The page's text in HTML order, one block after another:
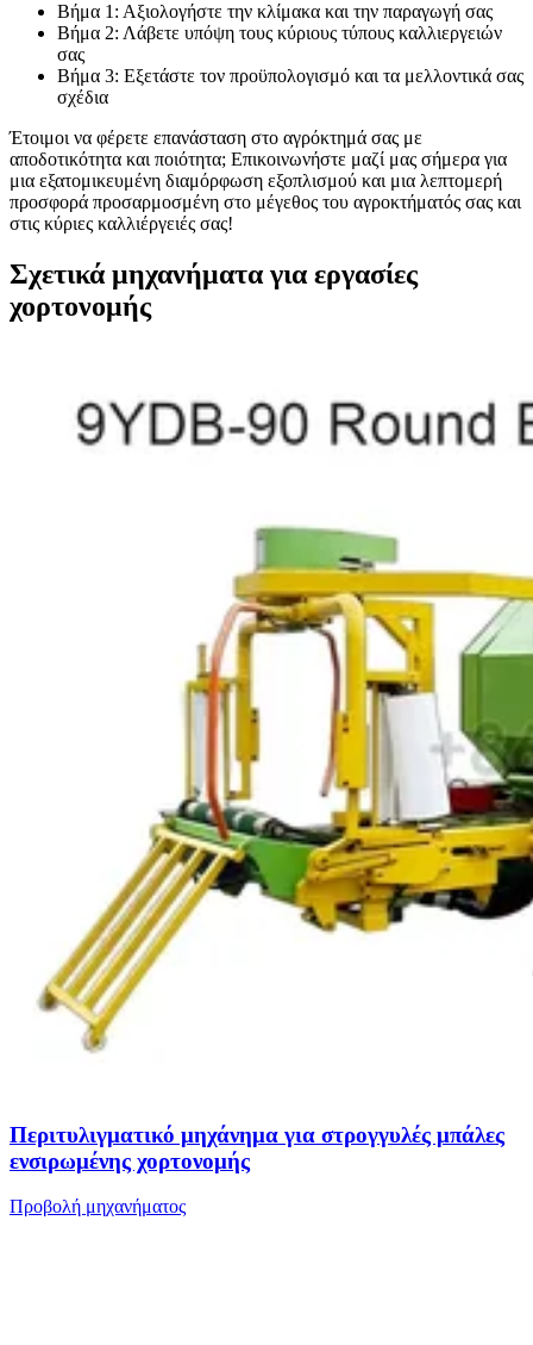
Βήμα 1: Αξιολογήστε την κλίμακα και την παραγωγή σας
Βήμα 2: Λάβετε υπόψη τους κύριους τύπους καλλιεργειών
σας
Βήμα 3: Εξετάστε τον προϋπολογισμό και τα μελλοντικά σας
σχέδια
Έτοιμοι να φέρετε επανάσταση στο αγρόκτημά σας με
αποδοτικότητα και ποιότητα; Επικοινωνήστε μαζί μας σήμερα για
μια εξατομικευμένη διαμόρφωση εξοπλισμού και μια λεπτομερή
προσφορά προσαρμοσμένη στο μέγεθος του αγροκτήματός σας και
στις κύριες καλλιέργειές σας!
Σχετικά μηχανήματα για εργασίες
χορτονομής
Περιτυλιγματικό μηχάνημα για στρογγυλές μπάλες
ενσιρωμένης χορτονομής
Προβολή μηχανήματος